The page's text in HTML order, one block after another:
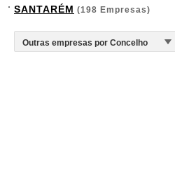
SANTARÉM (198 Empresas)